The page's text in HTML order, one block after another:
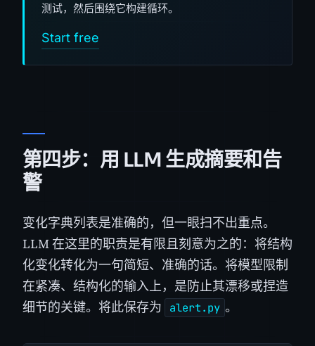
测试，然后围绕它构建循环。
Start free
第四步：用 LLM 生成摘要和告
警
变化字典列表是准确的，但一眼扫不出重点。
LLM 在这里的职责是有限且刻意为之的：将结构
化变化转化为一句简短、准确的话。将模型限制
在紧凑、结构化的输入上，是防止其漂移或捏造
细节的关键。将此保存为
alert.py 。